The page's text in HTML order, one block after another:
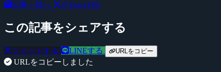
記事一覧へ @YossyFPS
この記事をシェアする
ツイートする LINEする URLをコピー
URLをコピーしました